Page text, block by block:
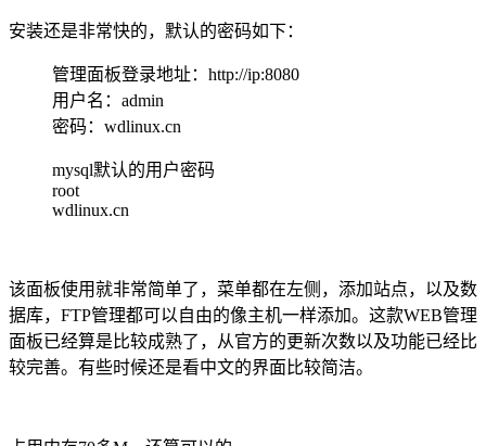
安装还是非常快的，默认的密码如下：
管理面板登录地址：http://ip:8080
用户名：admin
密码：wdlinux.cn
mysql默认的用户密码
root
wdlinux.cn
该面板使用就非常简单了，菜单都在左侧，添加站点，以及数
据库，FTP管理都可以自由的像主机一样添加。这款WEB管理
面板已经算是比较成熟了，从官方的更新次数以及功能已经比
较完善。有些时候还是看中文的界面比较简洁。